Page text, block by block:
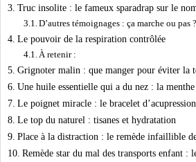
Truc insolite : le fameux sparadrap sur le
D’autres témoignages : ça marche ou pas ?
Le pouvoir de la respiration contrôlée
À retenir :
Grignoter malin : que manger pour éviter la
Une huile essentielle qui a du nez : la
Le poignet miracle : le bracelet d’acupression
Le top du naturel : tisanes et hydratation
Place à la distraction : le remède infaillible
Remède star du mal des transports enfant :